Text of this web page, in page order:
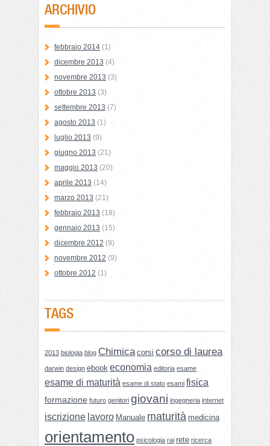
ARCHIVIO
febbraio 2014 (1)
dicembre 2013 (4)
novembre 2013 (3)
ottobre 2013 (3)
settembre 2013 (7)
agosto 2013 (1)
luglio 2013 (9)
giugno 2013 (21)
maggio 2013 (20)
aprile 2013 (14)
marzo 2013 (21)
febbraio 2013 (18)
gennaio 2013 (15)
dicembre 2012 (9)
novembre 2012 (9)
ottobre 2012 (1)
TAGS
2013 biologia blog Chimica corsi corso di laurea
darwin design ebook economia editoria esame
esame di maturità esame di stato esami fisica
formazione futuro genitori giovani ingegneria internet
iscrizione lavoro Manuale maturità medicina
orientamento psicologia rai rete ricerca